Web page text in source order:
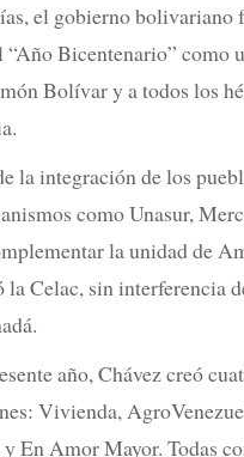
el gobierno bolivariano
“Año Bicentenario” como
Bolívar y a todos los
la integración de los
como Unasur,
la unidad de
Celac, sin interferencia
año, Chávez creó
Vivienda,
y En Amor Mayor. Todas